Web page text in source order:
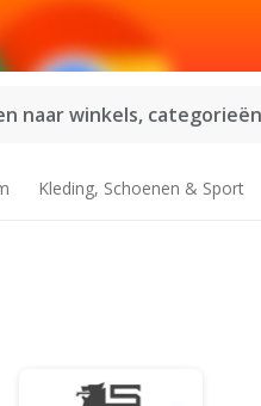
naar winkels,
Kleding, Schoenen & Sport